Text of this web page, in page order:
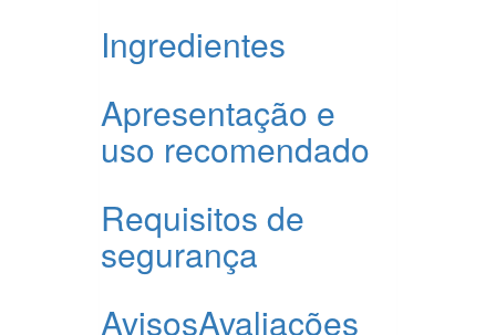
Ingredientes
Apresentação e
uso recomendado
Requisitos de
segurança
AvisosAvaliações